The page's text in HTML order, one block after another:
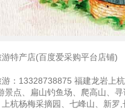
游特产店(百度爱采购平台店铺)
： 13328738875 福建龙岩上
景点、扁山钓鱼场、爬高山、
上杭杨梅采摘园、七峰山、新罗